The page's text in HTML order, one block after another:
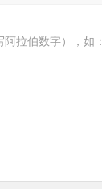
阿拉伯数字），如